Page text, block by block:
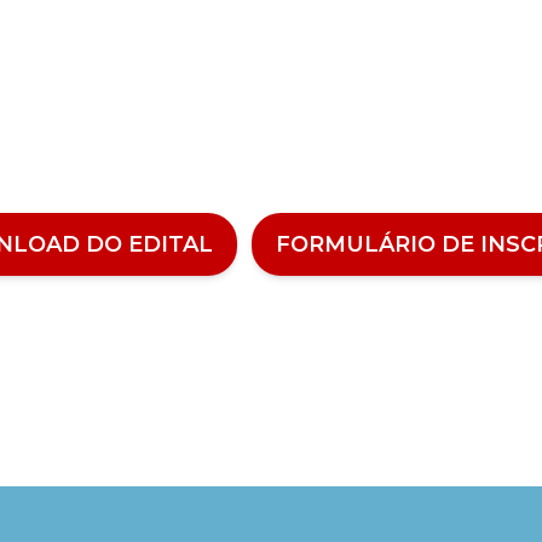
DO EDITAL FORMULÁRIO DE